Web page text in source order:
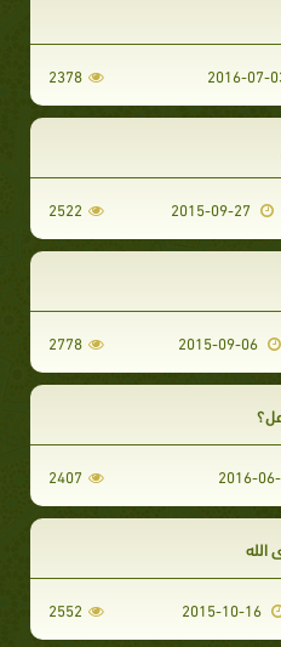
2378
2522
2015-09-06
2778
2407
2552